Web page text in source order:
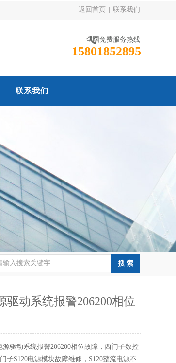
返回首页 联系我们
全国免费服务热线
15801852895
联系我们
驱动系统报警206200相位
源驱动系统报警206200相位故障，西门子数控
子S120电源模块故障维修，S120整流电源不